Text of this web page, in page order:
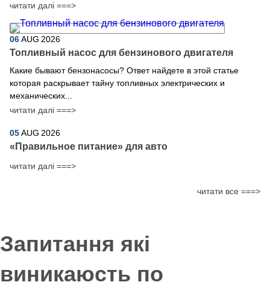
читати далі ===>
06AUG 2026
Топливный насос для бензинового двигателя
Какие бывают бензонасосы? Ответ найдете в этой статье
которая раскрывает тайну топливных электрических и
механических...
читати далі ===>
05AUG 2026
​«Правильное питание» для авто
читати далі ===>
читати все ===>
Запитання які
виникаюсть по